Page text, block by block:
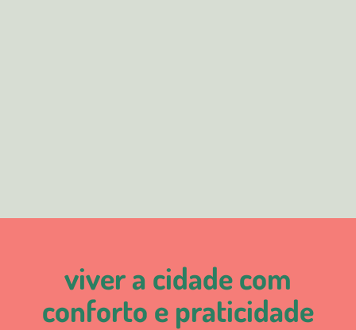
viver a cidade com
conforto e praticidade